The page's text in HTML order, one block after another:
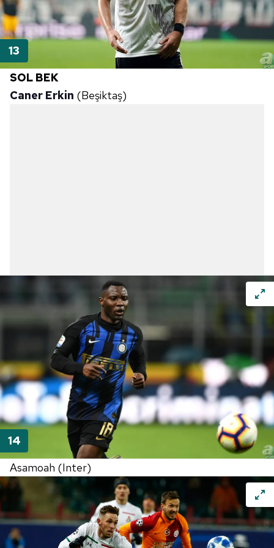
toplumu hizmetlerinin sunulması amacıyla
kullanılmaktadır. Diğer çerezler, sitemizin daha işlevsel
kılınması ve kişiselleştirilmesi ve sizlere yönelik
reklam/pazarlama faaliyetlerinin yapılması, amaçlarıyla
sınırlı olarak açık rızanız dahilinde kullanılacaktır.
Çerezlere ilişkin tercihlerinizi aşağıda yer alan panel
SOL BEK
Caner Erkin (Beşiktaş)
Asamoah (Inter)